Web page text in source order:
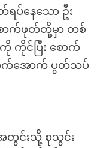
ရပ်နေသော ဦး
စောက်ဖုတ်တို့မှာ တစ်
ကိုင်ပြီး စောက်
က်အောက် ပွတ်သပ်
အတွင်းသို့ စုသွင်း